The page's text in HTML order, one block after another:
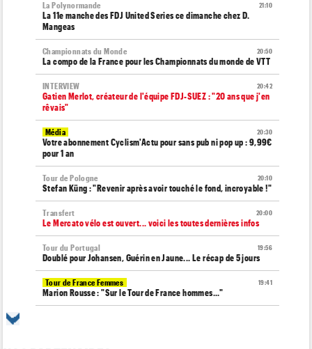
21:10
La Polynormande
La 11e manche des FDJ United Series ce dimanche chez D.
Mangeas
20:50
Championnats du Monde
La compo de la France pour les Championnats du monde de VTT
20:42
INTERVIEW
Gatien Merlot, créateur de l'équipe FDJ-SUEZ : "20 ans que j'en
rêvais"
20:30
Média
Votre abonnement Cyclism'Actu pour sans pub ni pop up : 9,99€
pour 1 an
20:10
Tour de Pologne
Stefan Küng : "Revenir après avoir touché le fond, incroyable !"
20:00
Transfert
Le Mercato vélo est ouvert... voici les toutes dernières infos
19:56
Tour du Portugal
Doublé pour Johansen, Guérin en Jaune... Le récap de 5 jours
19:41
Tour de France Femmes
Marion Rousse : "Sur le Tour de France hommes..."